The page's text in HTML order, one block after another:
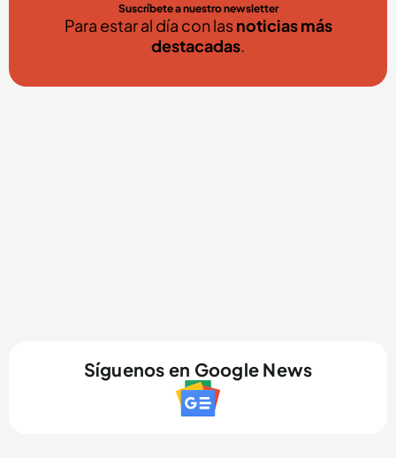
Suscríbete a nuestro newsletter
Para estar al día con lasnoticias más
destacadas
Síguenos en Google News